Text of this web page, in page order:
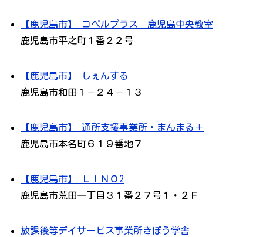
【鹿児島市】 コペルプラス 鹿児島中央教室
鹿児島市平之町１番２２号
【鹿児島市】 しぇんする
鹿児島市和田１－２４－１３
【鹿児島市】 通所支援事業所・まんまる＋
鹿児島市本名町６１９番地７
【鹿児島市】 ＬＩＮＯ2
鹿児島市荒田一丁目３１番２７号１・２Ｆ
放課後等デイサービス事業所きぼう学舎